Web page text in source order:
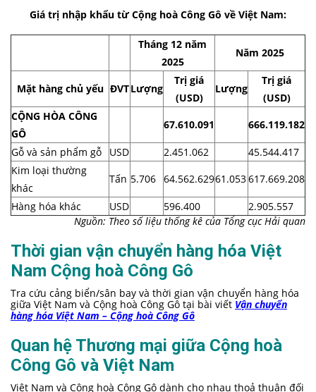
Giá trị nhập khẩu từ Cộng hoà Công Gô về Việt Nam:
Tháng 12 năm
2025
Năm 2025
Mặt hàng chủ yếu ĐVTLượng
Trị giá
(USD)
Lượng
Trị giá
(USD)
CỘNG HÒA CÔNG
GÔ
67.610.091 666.119.182
Gỗ và sản phẩm gỗ USD 2.451.062
45.544.417
Kim loại thường
khác
Tấn 5.706 64.562.62961.053617.669.208
Hàng hóa khác USD 596.400
2.905.557
Nguồn: Theo số liệu thống kê của Tổng cục Hải quan
Thời gian vận chuyển hàng hóa Việt
Nam Cộng hoà Công Gô
Tra cứu cảng biển/sân bay và thời gian vận chuyển hàng hóa
giữa Việt Nam và Cộng hoà Công Gô tại bài viết Vận chuyển
hàng hóa Việt Nam – Cộng hoà Công Gô
Quan hệ Thương mại giữa Cộng hoà
Công Gô và Việt Nam
Việt Nam và Cộng hoà Công Gô dành cho nhau thoả thuận đối